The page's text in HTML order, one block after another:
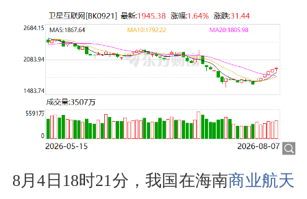
8月4日18时21分，我国在海南商业航天